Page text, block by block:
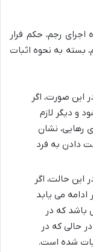
رجم، حکم فرار
بسته به نحوه اثبات
این صورت، اگر
و دیگر لازم
رهایی، نشان
دادن به فرد
حالت، اگر
ادامه می یابد
باشد که در
حالی که در
شده است.